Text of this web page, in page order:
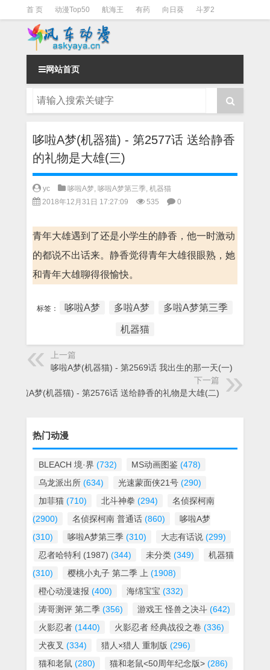
首 页 动漫Top50 航海王 有药 向日葵 斗罗2
斗罗3 火影 一拳超人
网站首页
哆啦A梦(机器猫) - 第2577话 送给静香
的礼物是大雄(三)
yc 哆啦A梦, 哆啦A梦第三季, 机器猫
2018年12月31日 17:27:09
535 0
青年大雄遇到了还是小学生的静香，他一时激动
的都说不出话来。静香觉得青年大雄很眼熟，她
和青年大雄聊得很愉快。
标签： 哆啦A梦 多啦A梦 多啦A梦第三季
机器猫
上一篇
哆啦A梦(机器猫) - 第2569话 我出生的那一天(一)
下一篇
哆啦A梦(机器猫) - 第2576话 送给静香的礼物是大雄(二)
热门动漫
BLEACH 境·界 (732) MS动画图鉴 (478)
乌龙派出所 (634) 光速蒙面侠21号 (290)
加菲猫 (710) 北斗神拳 (294)
名侦探柯南
(2900)
名侦探柯南 普通话 (860)
哆啦A梦
(310)
哆啦A梦第三季 (310) 大志有话说 (299)
忍者哈特利 (1987) (344) 未分类 (349)
机器猫
(310)
樱桃小丸子 第二季 上 (1908)
橙心动漫速报 (400) 海绵宝宝 (332)
涛哥测评 第二季 (356) 游戏王 怪兽之决斗 (642)
火影忍者 (1440) 火影忍者 经典战役之卷 (336)
犬夜叉 (334) 猎人×猎人 重制版 (296)
猫和老鼠 (280) 猫和老鼠<50周年纪念版> (286)